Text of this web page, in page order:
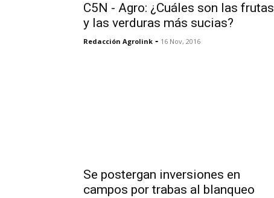
C5N - Agro: ¿Cuáles son las frutas
y las verduras más sucias?
Redacción Agrolink - 16 Nov, 2016
Se postergan inversiones en
campos por trabas al blanqueo